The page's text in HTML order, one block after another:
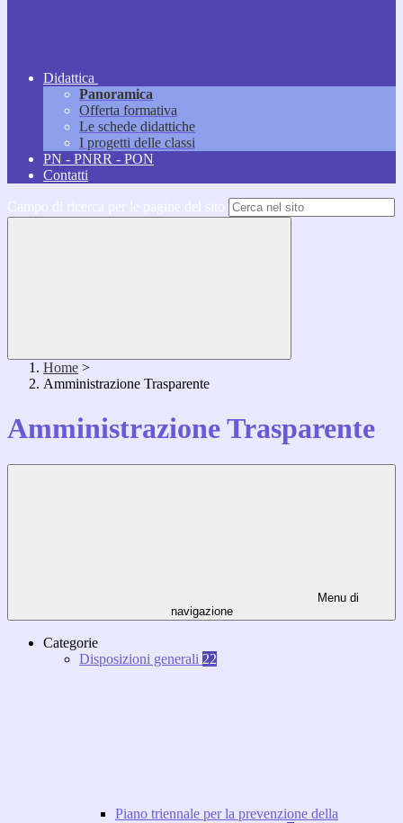
Didattica
Panoramica
Offerta formativa
Le schede didattiche
I progetti delle classi
PN - PNRR - PON
Contatti
Home >
Amministrazione Trasparente
Amministrazione Trasparente
Menu di
navigazione
Categorie
Disposizioni generali 22
Piano triennale per la prevenzione della